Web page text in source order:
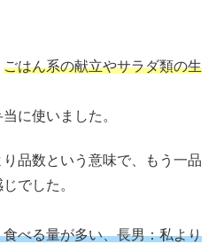
ごはん系の献立やサラダ類の生
に使いました。
品数という意味で、もう一品
でした。
べる量が多い、長男：私より